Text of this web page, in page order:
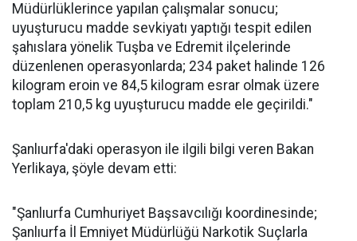
Müdürlüklerince yapılan çalışmalar sonucu;
uyuşturucu madde sevkiyatı yaptığı tespit edilen
şahıslara yönelik Tuşba ve Edremit ilçelerinde
düzenlenen operasyonlarda; 234 paket halinde 126
kilogram eroin ve 84,5 kilogram esrar olmak üzere
toplam 210,5 kg uyuşturucu madde ele geçirildi."
Şanlıurfa'daki operasyon ile ilgili bilgi veren Bakan
Yerlikaya, şöyle devam etti:
"Şanlıurfa Cumhuriyet Başsavcılığı koordinesinde;
Şanlıurfa İl Emniyet Müdürlüğü Narkotik Suçlarla